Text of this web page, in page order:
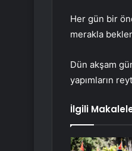
Her gün bir
merakla
Dün akşam
yapımların
İlgili